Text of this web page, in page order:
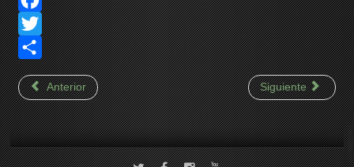
F
a
c
e
b
o
T
w
i
t
t
S
h
a
r
Anterior Siguiente